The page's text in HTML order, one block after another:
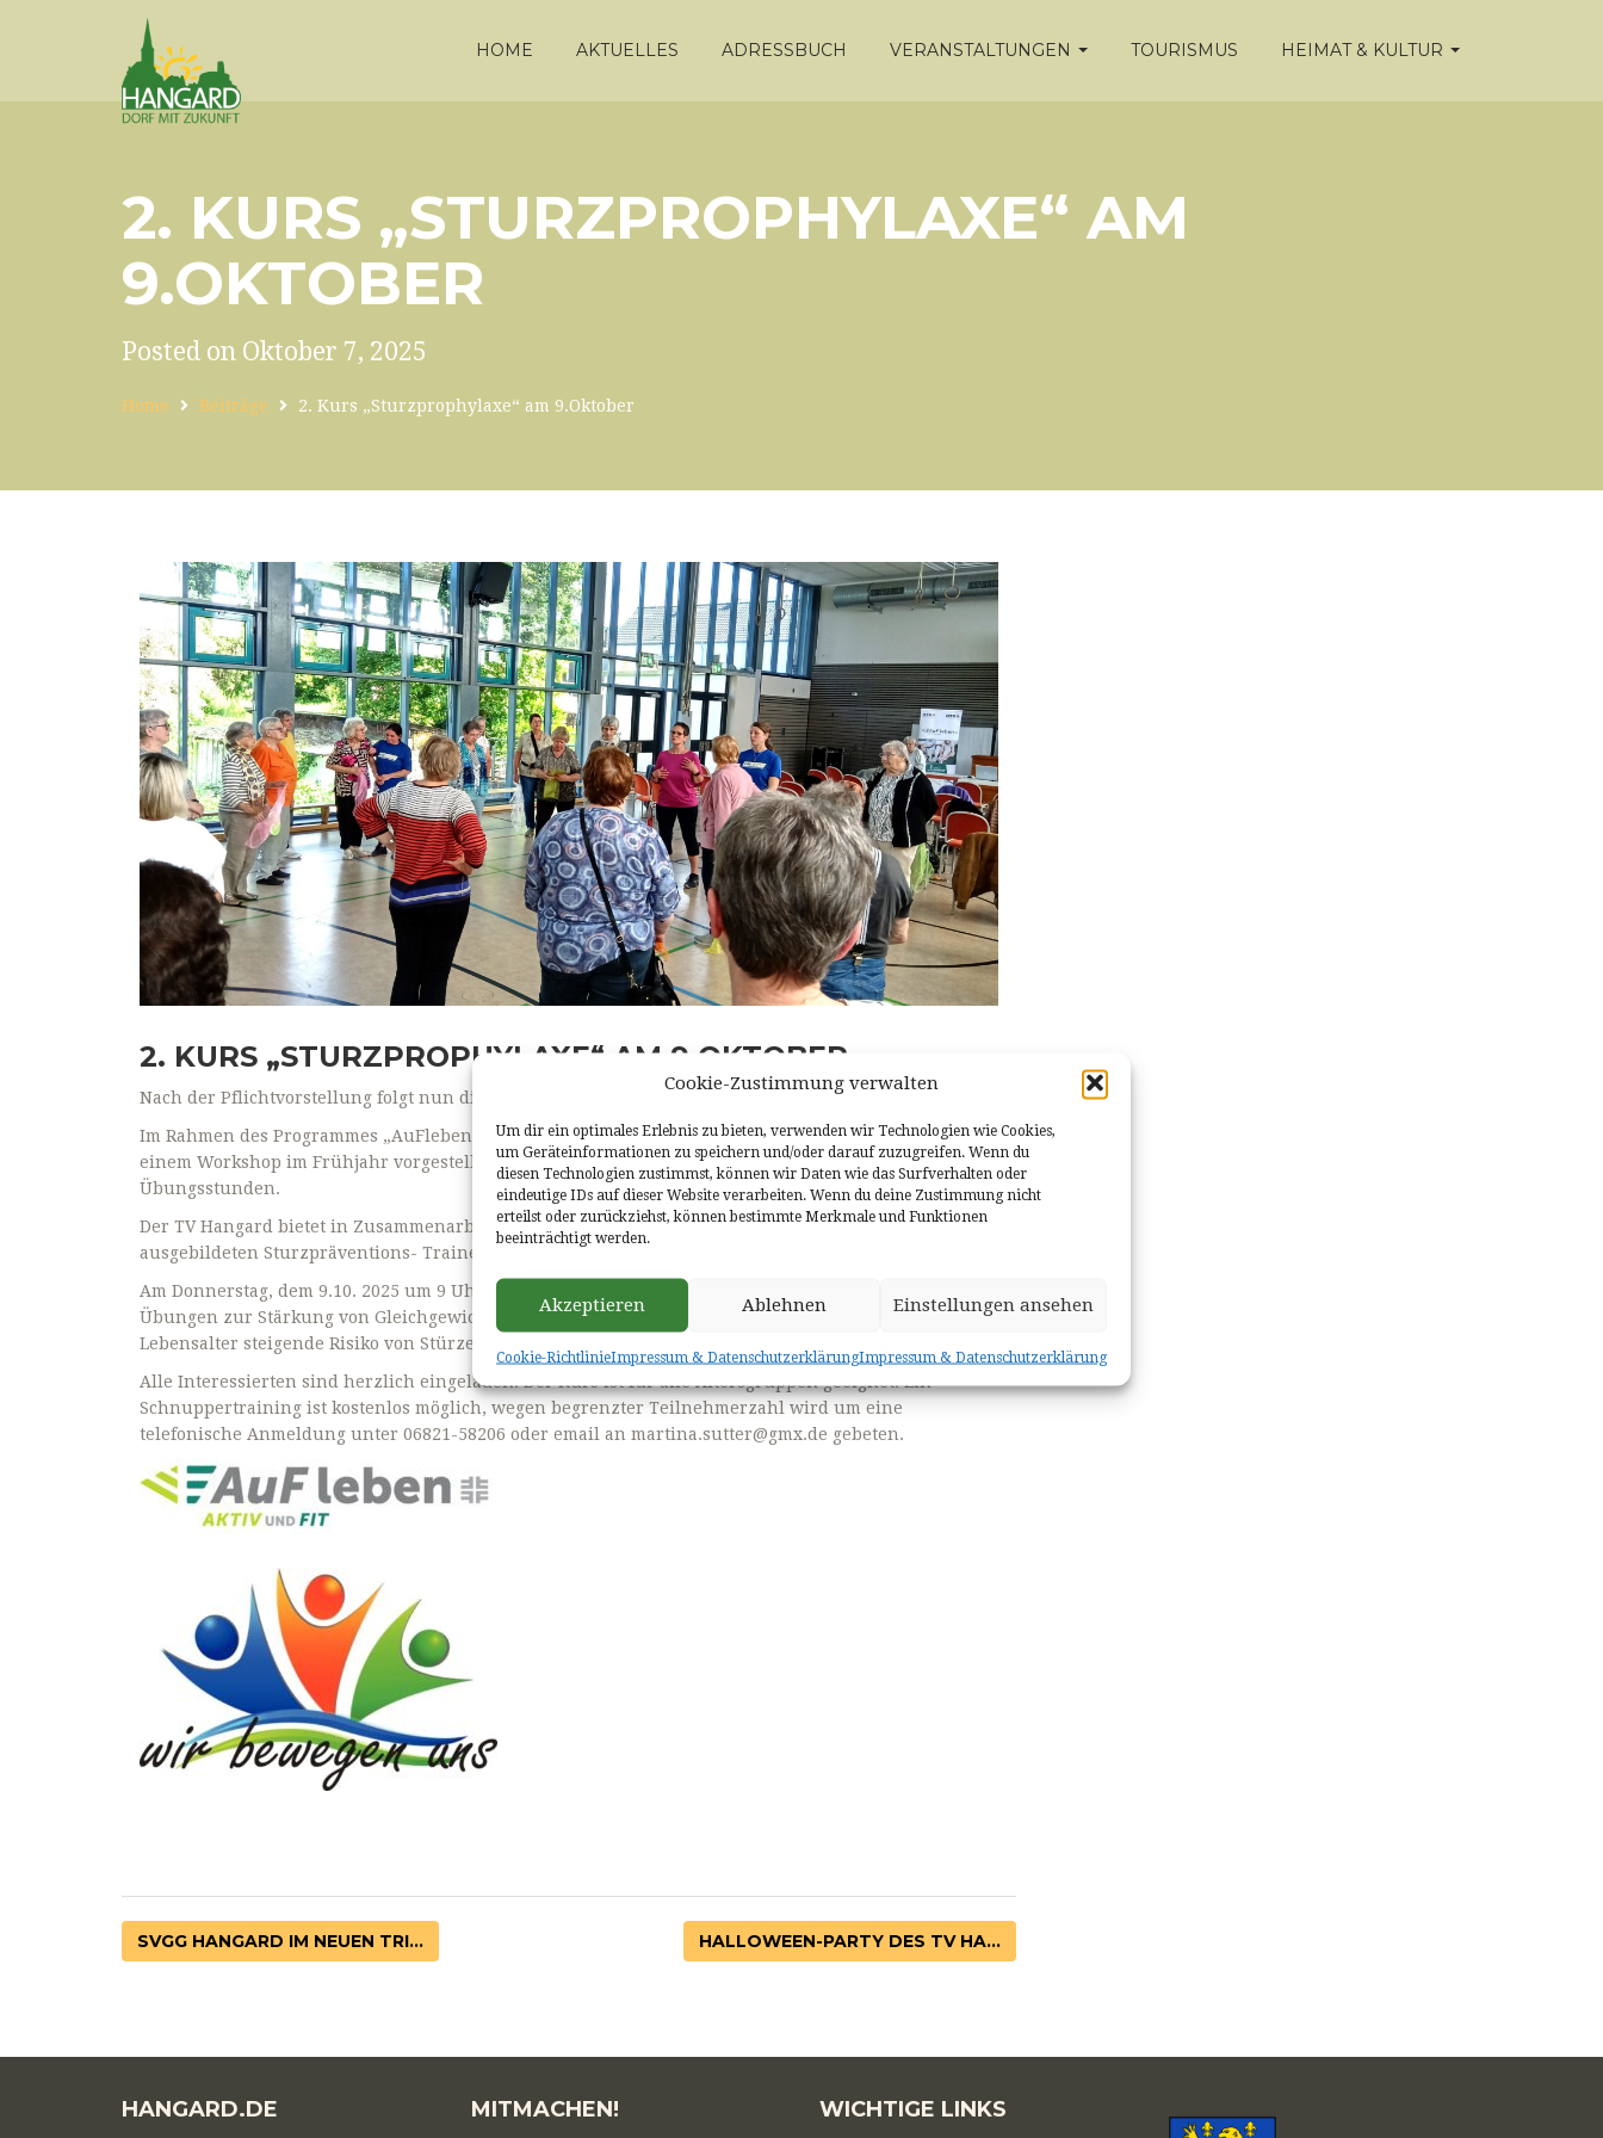
Cookie-Zustimmung verwalten
Um dir ein optimales Erlebnis zu bieten, verwenden wir Technologien wie Cookies,
um Geräteinformationen zu speichern und/oder darauf zuzugreifen. Wenn du
diesen Technologien zustimmst, können wir Daten wie das Surfverhalten oder
eindeutige IDs auf dieser Website verarbeiten. Wenn du deine Zustimmung nicht
erteilst oder zurückziehst, können bestimmte Merkmale und Funktionen
beeinträchtigt werden.
Akzeptieren Ablehnen Einstellungen ansehen
Cookie-RichtlinieImpressum & DatenschutzerklärungImpressum & Datenschutzerklärung
HOME AKTUELLES ADRESSBUCH VERANSTALTUNGEN TOURISMUS HEIMAT & KULTUR
2. KURS „STURZPROPHYLAXE“ AM
9.OKTOBER
Posted on Oktober 7, 2025
Home Beiträge 2. Kurs „Sturzprophylaxe“ am 9.Oktober
2. KURS „STURZPROPHYLAXE“ AM 9.OKTOBER
Nach der Pflichtvorstellung folgt nun die Kür.
Im Rahmen des Programmes „AuFleben“ wurde das wichtige Thema „Sturzprophylaxe“ bereits in
einem Workshop im Frühjahr vorgestellt. Wie angekündigt starten jetzt die angekündigten
Übungsstunden.
Der TV Hangard bietet in Zusammenarbeit mit dem Saarländischen Turnerbund unter Leitung der
ausgebildeten Sturzpräventions- Trainerin Martina Sutter den praktischen Teil dieses Projektes an.
Am Donnerstag, dem 9.10. 2025 um 9 Uhr in der Ostertalhalle findet der zweite Kurs statt. Es werden
Übungen zur Stärkung von Gleichgewicht und Körperbeherrschung eingeübt, um das mit dem
Lebensalter steigende Risiko von Stürzen zu senken.
Alle Interessierten sind herzlich eingeladen. Der Kurs ist für alle Altersgruppen geeignet. Ein
Schnuppertraining ist kostenlos möglich, wegen begrenzter Teilnehmerzahl wird um eine
telefonische Anmeldung unter 06821-58206 oder email an martina.sutter@gmx.de gebeten.
SVGG HANGARD IM NEUEN TRI... HALLOWEEN-PARTY DES TV HA...
HANGARD.DE MITMACHEN! WICHTIGE LINKS